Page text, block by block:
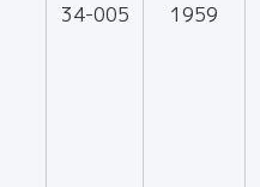
34-005 1959